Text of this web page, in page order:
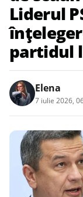
Liderul
partidul
Elena
7 iulie 2026,